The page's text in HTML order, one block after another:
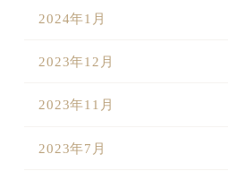
2024年1月
2023年12月
2023年11月
2023年7月